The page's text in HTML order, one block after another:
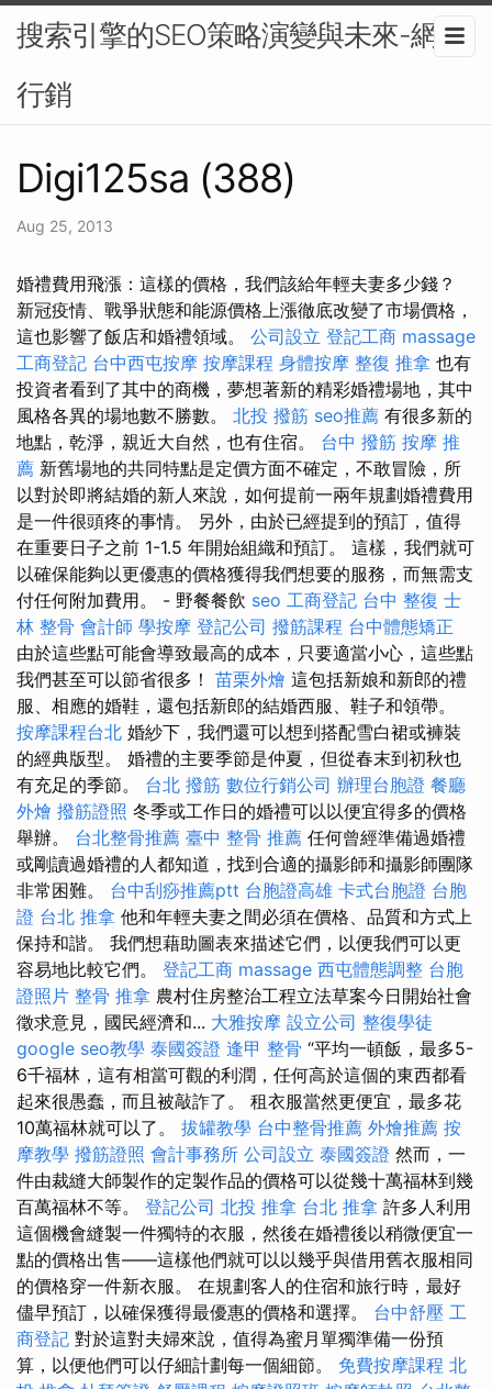
搜索引擎的SEO策略演變與未來-網路
行銷
Digi125sa (388)
Aug 25, 2013
婚禮費用飛漲：這樣的價格，我們該給年輕夫妻多少錢？
新冠疫情、戰爭狀態和能源價格上漲徹底改變了市場價格，
這也影響了飯店和婚禮領域。 公司設立 登記工商 massage
工商登記 台中西屯按摩 按摩課程 身體按摩 整復 推拿 也有
投資者看到了其中的商機，夢想著新的精彩婚禮場地，其中
風格各異的場地數不勝數。 北投 撥筋 seo推薦 有很多新的
地點，乾淨，親近大自然，也有住宿。 台中 撥筋 按摩 推
薦 新舊場地的共同特點是定價方面不確定，不敢冒險，所
以對於即將結婚的新人來說，如何提前一兩年規劃婚禮費用
是一件很頭疼的事情。 另外，由於已經提到的預訂，值得
在重要日子之前 1-1.5 年開始組織和預訂。 這樣，我們就可
以確保能夠以更優惠的價格獲得我們想要的服務，而無需支
付任何附加費用。 - 野餐餐飲 seo 工商登記 台中 整復 士
林 整骨 會計師 學按摩 登記公司 撥筋課程 台中體態矯正
由於這些點可能會導致最高的成本，只要適當小心，這些點
我們甚至可以節省很多！ 苗栗外燴 這包括新娘和新郎的禮
服、相應的婚鞋，還包括新郎的結婚西服、鞋子和領帶。
按摩課程台北 婚紗下，我們還可以想到搭配雪白裙或褲裝
的經典版型。 婚禮的主要季節是仲夏，但從春末到初秋也
有充足的季節。 台北 撥筋 數位行銷公司 辦理台胞證 餐廳
外燴 撥筋證照 冬季或工作日的婚禮可以以便宜得多的價格
舉辦。 台北整骨推薦 臺中 整骨 推薦 任何曾經準備過婚禮
或剛讀過婚禮的人都知道，找到合適的攝影師和攝影師團隊
非常困難。 台中刮痧推薦ptt 台胞證高雄 卡式台胞證 台胞
證 台北 推拿 他和年輕夫妻之間必須在價格、品質和方式上
保持和諧。 我們想藉助圖表來描述它們，以便我們可以更
容易地比較它們。 登記工商 massage 西屯體態調整 台胞
證照片 整骨 推拿 農村住房整治工程立法草案今日開始社會
徵求意見，國民經濟和... 大雅按摩 設立公司 整復學徒
google seo教學 泰國簽證 逢甲 整骨 “平均一頓飯，最多5-
6千福林，這有相當可觀的利潤，任何高於這個的東西都看
起來很愚蠢，而且被敲詐了。 租衣服當然更便宜，最多花
10萬福林就可以了。 拔罐教學 台中整骨推薦 外燴推薦 按
摩教學 撥筋證照 會計事務所 公司設立 泰國簽證 然而，一
件由裁縫大師製作的定製作品的價格可以從幾十萬福林到幾
百萬福林不等。 登記公司 北投 推拿 台北 推拿 許多人利用
這個機會縫製一件獨特的衣服，然後在婚禮後以稍微便宜一
點的價格出售——這樣他們就可以以幾乎與借用舊衣服相同
的價格穿一件新衣服。 在規劃客人的住宿和旅行時，最好
儘早預訂，以確保獲得最優惠的價格和選擇。 台中舒壓 工
商登記 對於這對夫婦來說，值得為蜜月單獨準備一份預
算，以便他們可以仔細計劃每一個細節。 免費按摩課程 北